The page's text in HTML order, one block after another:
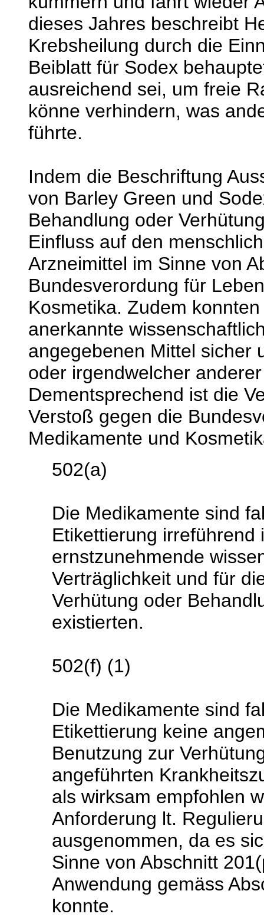
dieses Jahres beschreibt
Krebsheilung durch die
Beiblatt für Sodex
ausreichend sei, um freie
könne verhindern, was
führte.
Indem die Beschriftung
von Barley Green und
Behandlung oder
Einfluss auf den
Arzneimittel im Sinne von
Bundesverordung für
Kosmetika. Zudem
anerkannte
angegebenen Mittel sicher
oder irgendwelcher
Dementsprechend ist die
Verstoß gegen die
Medikamente und
502(a)
Die Medikamente sind
Etikettierung
ernstzunehmende
Verträglichkeit und für
Verhütung oder
existierten.
502(f) (1)
Die Medikamente sind
Etikettierung keine
Benutzung zur
angeführten
als wirksam empfohlen
Anforderung lt.
ausgenommen, da es
Sinne von Abschnitt
Anwendung gemäss
konnte.